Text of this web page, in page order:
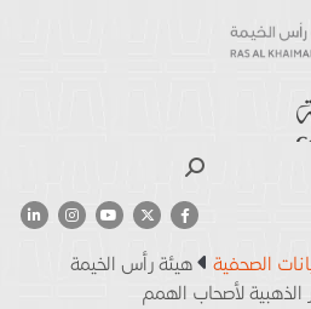
الصحفية
هيئة رأس الخيمة
لأصحاب الهمم